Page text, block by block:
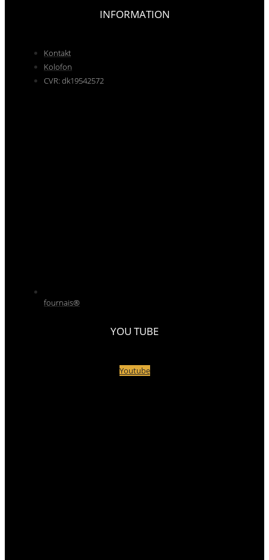
INFORMATION
Kontakt
Kolofon
CVR: dk19542572
fournais®
YOU TUBE
Youtube